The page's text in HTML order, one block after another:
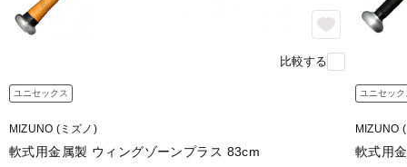
比較する
ユニセックス
MIZUNO (ミズノ)
軟式用金属製 ウィングゾーンプラス 83cm
ユニセック
MIZUNO
軟式用